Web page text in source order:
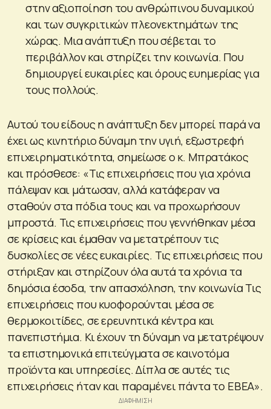
στην αξιοποίηση του ανθρώπινου δυναμικού
και των συγκριτικών πλεονεκτημάτων της
χώρας. Μια ανάπτυξη που σέβεται το
περιβάλλον και στηρίζει την κοινωνία. Που
δημιουργεί ευκαιρίες και όρους ευημερίας για
τους πολλούς.
Αυτού του είδους η ανάπτυξη δεν μπορεί παρά να
έχει ως κινητήριο δύναμη την υγιή, εξωστρεφή
επιχειρηματικότητα, σημείωσε ο κ. Μπρατάκος
και πρόσθεσε: «Τις επιχειρήσεις που για χρόνια
πάλεψαν και μάτωσαν, αλλά κατάφεραν να
σταθούν στα πόδια τους και να προχωρήσουν
μπροστά. Τις επιχειρήσεις που γεννήθηκαν μέσα
σε κρίσεις και έμαθαν να μετατρέπουν τις
δυσκολίες σε νέες ευκαιρίες. Τις επιχειρήσεις που
στήριξαν και στηρίζουν όλα αυτά τα χρόνια τα
δημόσια έσοδα, την απασχόληση, την κοινωνία Τις
επιχειρήσεις που κυοφορούνται μέσα σε
θερμοκοιτίδες, σε ερευνητικά κέντρα και
πανεπιστήμια. Κι έχουν τη δύναμη να μετατρέψουν
τα επιστημονικά επιτεύγματα σε καινοτόμα
προϊόντα και υπηρεσίες. Δίπλα σε αυτές τις
επιχειρήσεις ήταν και παραμένει πάντα το ΕΒΕΑ».